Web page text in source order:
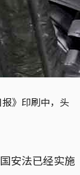
》印刷中，头
安法已经实施